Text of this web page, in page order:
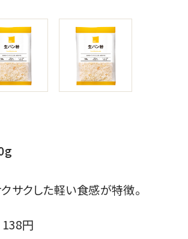
サクした軽い食感が特徴。
138円